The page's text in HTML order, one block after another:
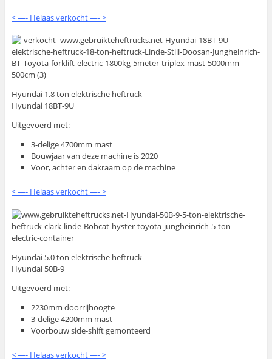
< —- Helaas verkocht —- >
Hyundai 1.8 ton elektrische heftruck
Hyundai 18BT-9U
Uitgevoerd met:
3-delige 4700mm mast
Bouwjaar van deze machine is 2020
Voor, achter en dakraam op de machine
< —- Helaas verkocht —- >
Hyundai 5.0 ton elektrische heftruck
Hyundai 50B-9
Uitgevoerd met:
2230mm doorrijhoogte
3-delige 4200mm mast
Voorbouw side-shift gemonteerd
< —- Helaas verkocht —- >